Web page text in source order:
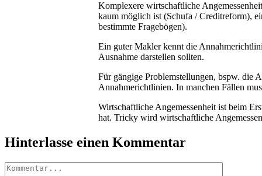
Komplexere wirtschaftliche
kaum möglich ist (Schufa / Creditreform),
bestimmte Fragebögen).
Ein guter Makler kennt die
Ausnahme darstellen sollten.
Für gängige Problemstellungen, bspw. die
Annahmerichtlinien. In manchen Fällen
Wirtschaftliche Angemessenheit ist beim
hat. Tricky wird wirtschaftliche
Hinterlasse einen Kommentar
Kommentar